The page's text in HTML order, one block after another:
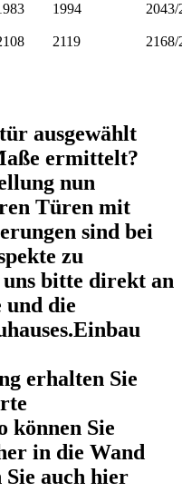
1994 2043/
2119 2168/
ausgewählt
ermittelt?
nun
Türen mit
sind bei
zu
uns bitte direkt an
und die
erhalten Sie
können Sie
in die Wand
Sie auch hier